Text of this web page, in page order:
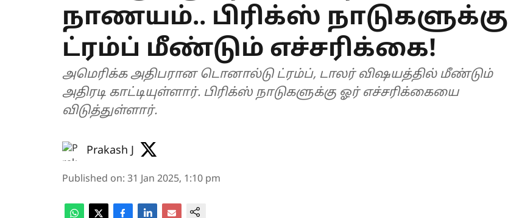
நாணயம்.. பிரிக்ஸ் நாடுகளுக்கு
ட்ரம்ப் மீண்டும் எச்சரிக்கை!
அமெரிக்க அதிபரான டொனால்டு ட்ரம்ப், டாலர் விஷயத்தில் மீண்டும்
அதிரடி காட்டியுள்ளார். பிரிக்ஸ் நாடுகளுக்கு ஓர் எச்சரிக்கையை
விடுத்துள்ளார்.
Prakash J
Published on: 31 Jan 2025, 1:10 pm